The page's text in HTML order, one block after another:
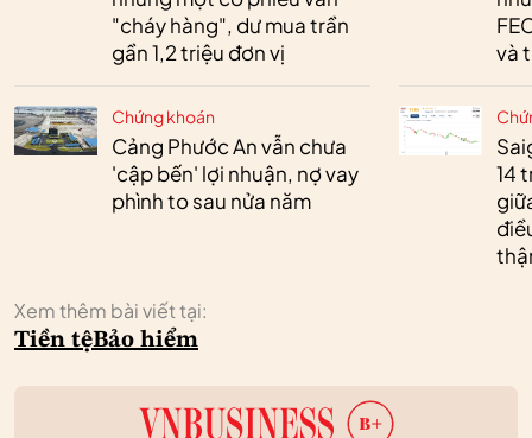
"cháy hàng", dư mua trần
gần 1,2 triệu đơn vị
Chứng khoán
Cảng Phước An vẫn chưa
'cập bến' lợi nhuận, nợ vay
phình to sau nửa năm
và
14
Xem thêm bài viết tại:
Tiền tệBảo hiểm